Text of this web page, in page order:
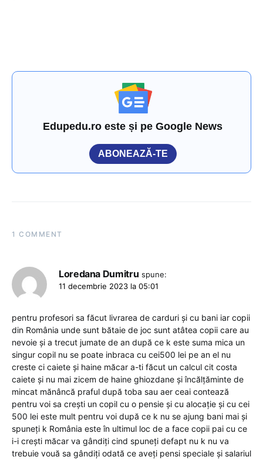
Edupedu.ro este și pe Google News
ABONEAZĂ-TE
1 COMMENT
Loredana Dumitru spune:
11 decembrie 2023 la 05:01
pentru profesori sa făcut livrarea de carduri și cu bani iar copii
din România unde sunt bătaie de joc sunt atâtea copii care au
nevoie și a trecut jumate de an după ce k este suma mica un
singur copil nu se poate inbraca cu cei500 lei pe an el nu
creste ci caiete și haine măcar a-ti făcut un calcul cit costa
caiete și nu mai zicem de haine ghiozdane și încălțăminte de
mincat mănâncă praful după toba sau aer ceai contează
pentru voi sa crești un copil cu o pensie și cu alocație și cu cei
500 lei este mult pentru voi după ce k nu se ajung bani mai și
spuneți k România este în ultimul loc de a face copii pai cu ce
i-i crești măcar va gândiți cind spuneți defapt nu k nu va
trebuie vouă sa gândiți odată ce aveți pensi speciale și salariul